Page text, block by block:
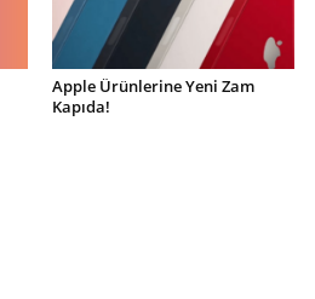
Apple Ürünlerine Yeni Zam
Kapıda!